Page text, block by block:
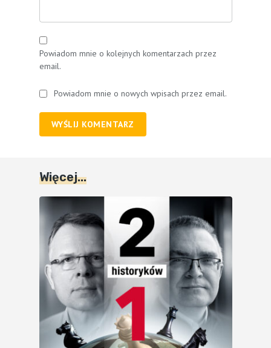
Powiadom mnie o kolejnych komentarzach przez
email.
Powiadom mnie o nowych wpisach przez email.
WYŚLIJ KOMENTARZ
Więcej...